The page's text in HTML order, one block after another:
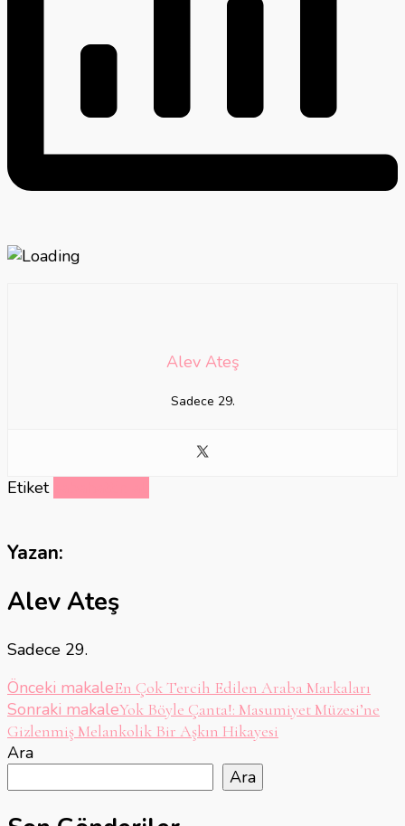
Alev Ateş
Sadece 29.
Etiket
Yazan:
Alev Ateş
Sadece 29.
Yazı
dolaşımı
Önceki makaleEn Çok Tercih Edilen Araba Markaları
Sonraki makaleYok Böyle Çanta!: Masumiyet Müzesi’ne
Gizlenmiş Melankolik Bir Aşkın Hikayesi
Ara
Ara